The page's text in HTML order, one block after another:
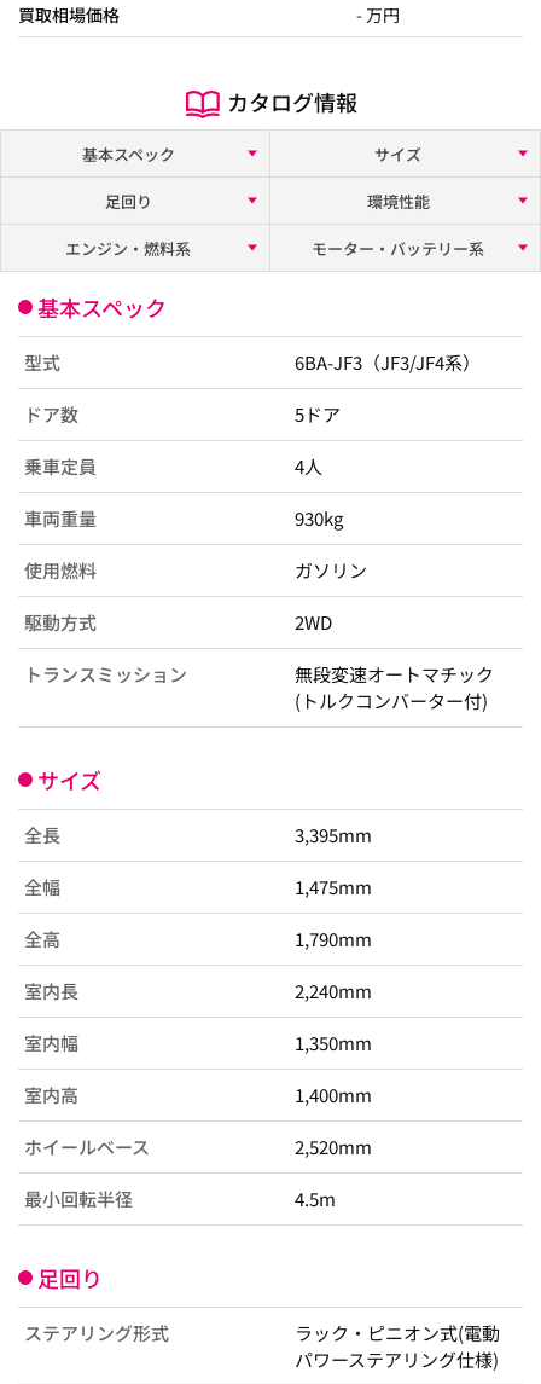
買取相場価格
- 万円
カタログ情報
基本スペック
サイズ
足回り
環境性能
エンジン・燃料系
モーター・バッテリー系
基本スペック
型式 6BA-JF3（JF3/JF4系）
ドア数 5ドア
乗車定員 4人
車両重量 930kg
使用燃料 ガソリン
駆動方式 2WD
トランスミッション
無段変速オートマチック
(トルクコンバーター付)
サイズ
全長 3,395mm
全幅 1,475mm
全高 1,790mm
室内長 2,240mm
室内幅 1,350mm
室内高 1,400mm
ホイールベース 2,520mm
最小回転半径 4.5m
足回り
ステアリング形式
ラック・ピニオン式(電動
パワーステアリング仕様)